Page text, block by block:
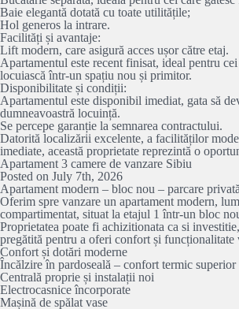
Baie elegantă dotată cu toate utilitățile;
Hol generos la intrare.
Facilități și avantaje:
Lift modern, care asigură acces ușor către etaj.
Apartamentul este recent finisat, ideal pentru
locuiască într-un spațiu nou și primitor.
Disponibilitate și condiții:
Apartamentul este disponibil imediat, gata să
dumneavoastră locuință.
Se percepe garanție la semnarea contractului.
Datorită localizării excelente, a facilităților
imediate, această proprietate reprezintă o
Apartament 3 camere de vanzare Sibiu
Posted on July 7th, 2026
Apartament modern – bloc nou – parcare privată
Oferim spre vanzare un apartament modern,
compartimentat, situat la etajul 1 într-un bloc
Proprietatea poate fi achizitionata ca si
pregătită pentru a oferi confort și
Confort și dotări moderne
Încălzire în pardoseală – confort termic superior
Centrală proprie și instalații noi
Electrocasnice încorporate
Mașină de spălat vase